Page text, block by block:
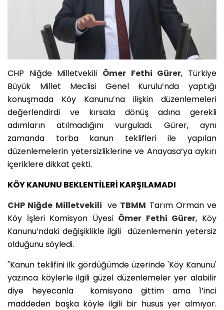
CHP Niğde Milletvekili Ömer Fethi Gürer, Türkiye
Büyük Millet Meclisi Genel Kurulu’nda yaptığı
konuşmada Köy Kanunu’na ilişkin düzenlemeleri
değerlendirdi ve kırsala dönüş adına gerekli
adımların atılmadığını vurguladı. Gürer, aynı
zamanda torba kanun teklifleri ile yapılan
düzenlemelerin yetersizliklerine ve Anayasa’ya aykırı
içeriklere dikkat çekti.
KÖY KANUNU BEKLENTİLERİ KARŞILAMADI
CHP Niğde Milletvekili ve TBMM Tarım Orman ve
Köy İşleri Komisyon Üyesi Ömer Fethi Gürer, Köy
Kanunu’ndaki değişiklikle ilgili düzenlemenin yetersiz
olduğunu söyledi.
"Kanun teklifini ilk gördüğümde üzerinde 'Köy Kanunu'
yazınca köylerle ilgili güzel düzenlemeler yer alabilir
diye heyecanla komisyona gittim ama 1’inci
maddeden başka köyle ilgili bir husus yer almıyor.